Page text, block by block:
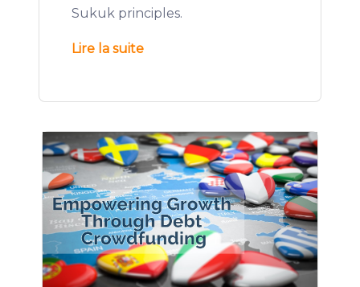
Sukuk principles.
Lire la suite